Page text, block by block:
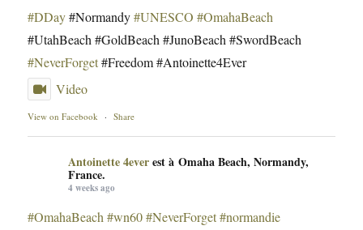
#DDay#Normandy#UNESCO #OmahaBeach
#UtahBeach #GoldBeach #JunoBeach #SwordBeach
#NeverForget#Freedom #Antoinette4Ever
Video
View on Facebook · Share
Antoinette 4ever est à Omaha Beach, Normandy,
France.
4 weeks ago
#OmahaBeach #wn60 #NeverForget #normandie